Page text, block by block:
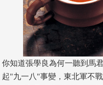
你知道張學良為何一聽到馬
起"九一八"事變，東北軍不